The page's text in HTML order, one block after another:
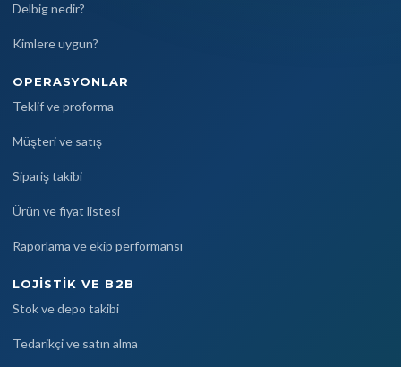
Delbig nedir?
Kimlere uygun?
OPERASYONLAR
Teklif ve proforma
Müşteri ve satış
Sipariş takibi
Ürün ve fiyat listesi
Raporlama ve ekip performansı
LOJISTIK VE B2B
Stok ve depo takibi
Tedarikçi ve satın alma